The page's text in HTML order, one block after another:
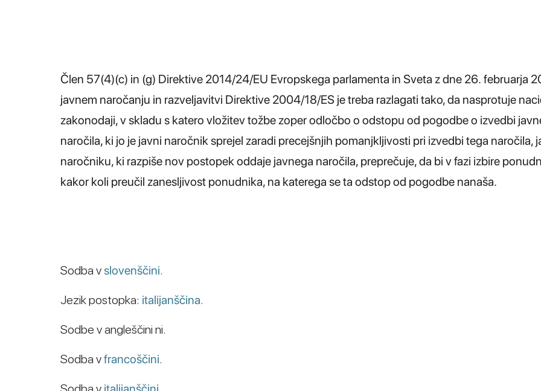
Člen 57(4)(c) in (g) Direktive 2014/24/EU Evropskega parlamenta in Sveta z dne 26. februarja
javnem naročanju in razveljavitvi Direktive 2004/18/ES je treba razlagati tako, da nasprotuje
zakonodaji, v skladu s katero vložitev tožbe zoper odločbo o odstopu od pogodbe o izvedbi
naročila, ki jo je javni naročnik sprejel zaradi precejšnjih pomanjkljivosti pri izvedbi tega naročila,
naročniku, ki razpiše nov postopek oddaje javnega naročila, preprečuje, da bi v fazi izbire
kakor koli preučil zanesljivost ponudnika, na katerega se ta odstop od pogodbe nanaša.
Sodba vslovenščini.
Jezik postopka: italijanščina.
Sodbe v angleščini ni.
Sodba vfrancoščini.